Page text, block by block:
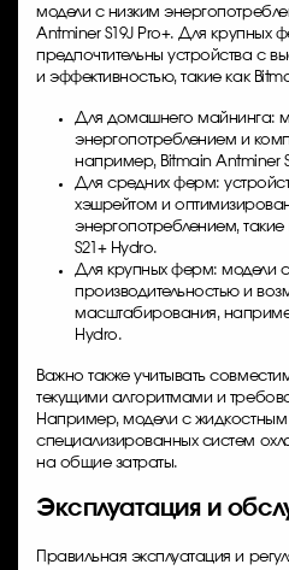
модели с низким
Antminer S19J Pro+. Для крупных
предпочтительны устройства с
и эффективностью, такие как
Для домашнего майнинга:
энергопотреблением и
например, Bitmain Antminer
Для средних ферм:
хэшрейтом и
энергопотреблением, такие
S21+ Hydro.
Для крупных ферм: модели
производительностью и
масштабирования,
Hydro.
Важно также учитывать
текущими алгоритмами и
Например, модели с
специализированных систем
на общие затраты.
Эксплуатация и
Правильная эксплуатация и